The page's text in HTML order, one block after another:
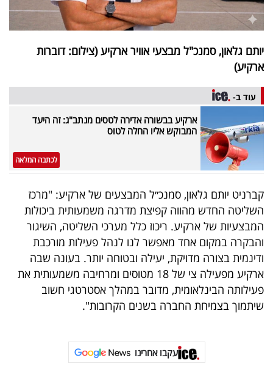
יותם גלאון, סמנכ"ל מבצעי אוויר ארקיע (צילום: דוברות
ארקיע)
עוד ב-
ארקיע בבשורה אדירה לטסים מנתב"ג: זה היעד
המבוקש אליו החלה לטוס
לכתבה המלאה
קברניט יותם גלאון, סמנכ״ל המבצעים של ארקיע: "מרכז
השליטה החדש מהווה קפיצת מדרגה משמעותית ביכולות
המבצעיות של ארקיע. ריכוז כלל מערכי השליטה, השיגור
והבקרה במקום אחד מאפשר לנו לנהל פעילות מורכבת
ודינמית בצורה מדויקת, יעילה ובטוחה יותר. בעונה שבה
ארקיע מפעילה צי של 18 מטוסים ומרחיבה משמעותית את
פעילותה הבינלאומית, מדובר במהלך אסטרטגי חשוב
שיתמוך בצמיחת החברה בשנים הקרובות".
עקבו אחרינו